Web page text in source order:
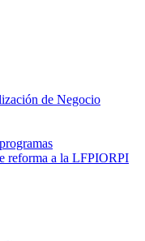
de Negocio
reforma a la LFPIORPI